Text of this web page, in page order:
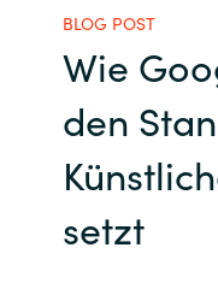
Software
Ressourcen
IT Campus
BLOG POST
Wie
den
setzt